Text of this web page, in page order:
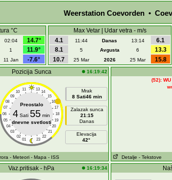
Weerstation Coevorden •
°C
02:04
14.7°
1
11.9°
11 Jan -7.6°
Max Vetar | Udar vetra - m/s
4.1
11:44 Danas 13:14
6.1
8.1
5 Avgusta 6
13.3
10.7
25 Mar 2026 25 Mar 15.8
Pozicija Sunca 16:19:42
11 13
10
14
09
15
08
16
07
17
06
18
05
19
04
20
03
21
02
22
01 23
Preostalo
4 Sati 55 min
dnevne svetlosti
Mrak
8 Sati46 min
Zalazak sunca
21:15
Danas
Elevacija
42°
- Meteori - Mapa - ISS
(52):
Detalje - Tekstove
Vaz.pritisak - hPa 16:19:34